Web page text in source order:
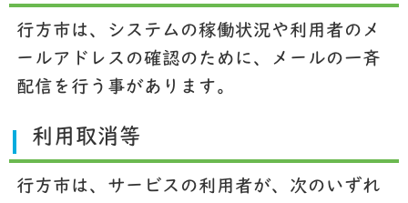
行方市は、システムの稼働状況や利用者のメ
ールアドレスの確認のために、メールの一斉
配信を行う事があります。
利用取消等
行方市は、サービスの利用者が、次のいずれ